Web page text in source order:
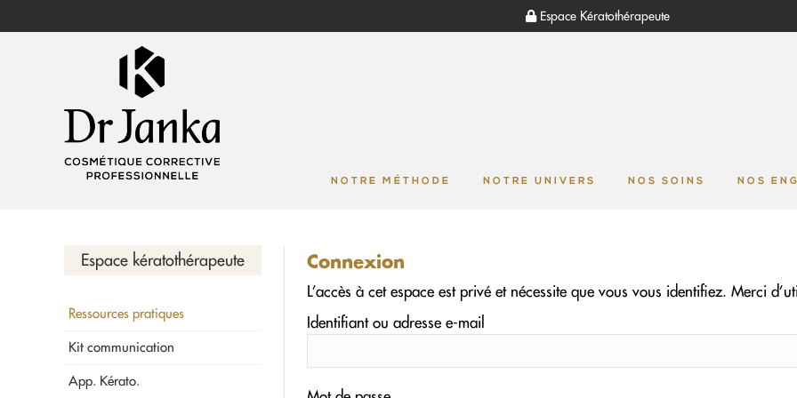
Espace Kératothérapeute
NOTRE MÉTHODE NOTRE UNIVERS NOS SOINS NOS
Connexion
L’accès à cet espace est privé et nécessite que vous vous identifiez. Merci
Identifiant ou adresse e-mail
Espace kératothérapeute
Ressources pratiques
Kit communication
App. Kérato.